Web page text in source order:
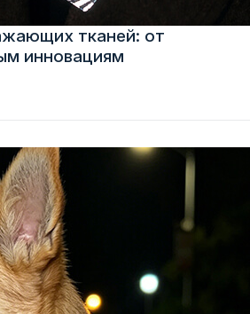
тканей: от
инновациям